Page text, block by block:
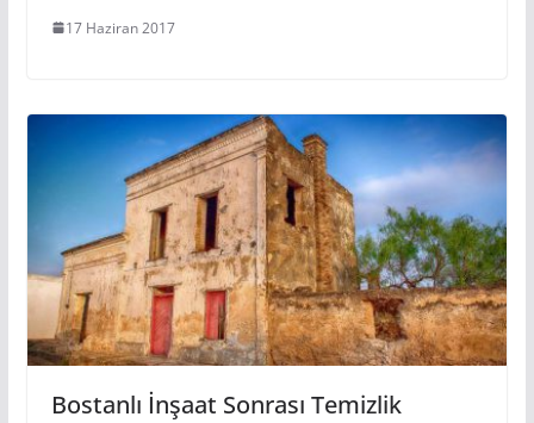
17 Haziran 2017
Bostanlı İnşaat Sonrası Temizlik